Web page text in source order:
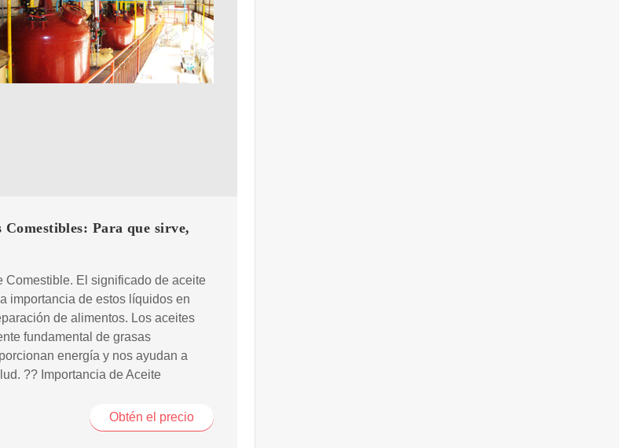
Para que sirve,
Comestible. El significado de aceite
importancia de estos líquidos en
de alimentos. Los aceites
fundamental de grasas
energía y nos ayudan a
?? Importancia de Aceite
Obtén el precio